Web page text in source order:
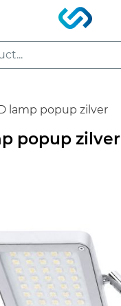
lamp popup zilver
popup zilver